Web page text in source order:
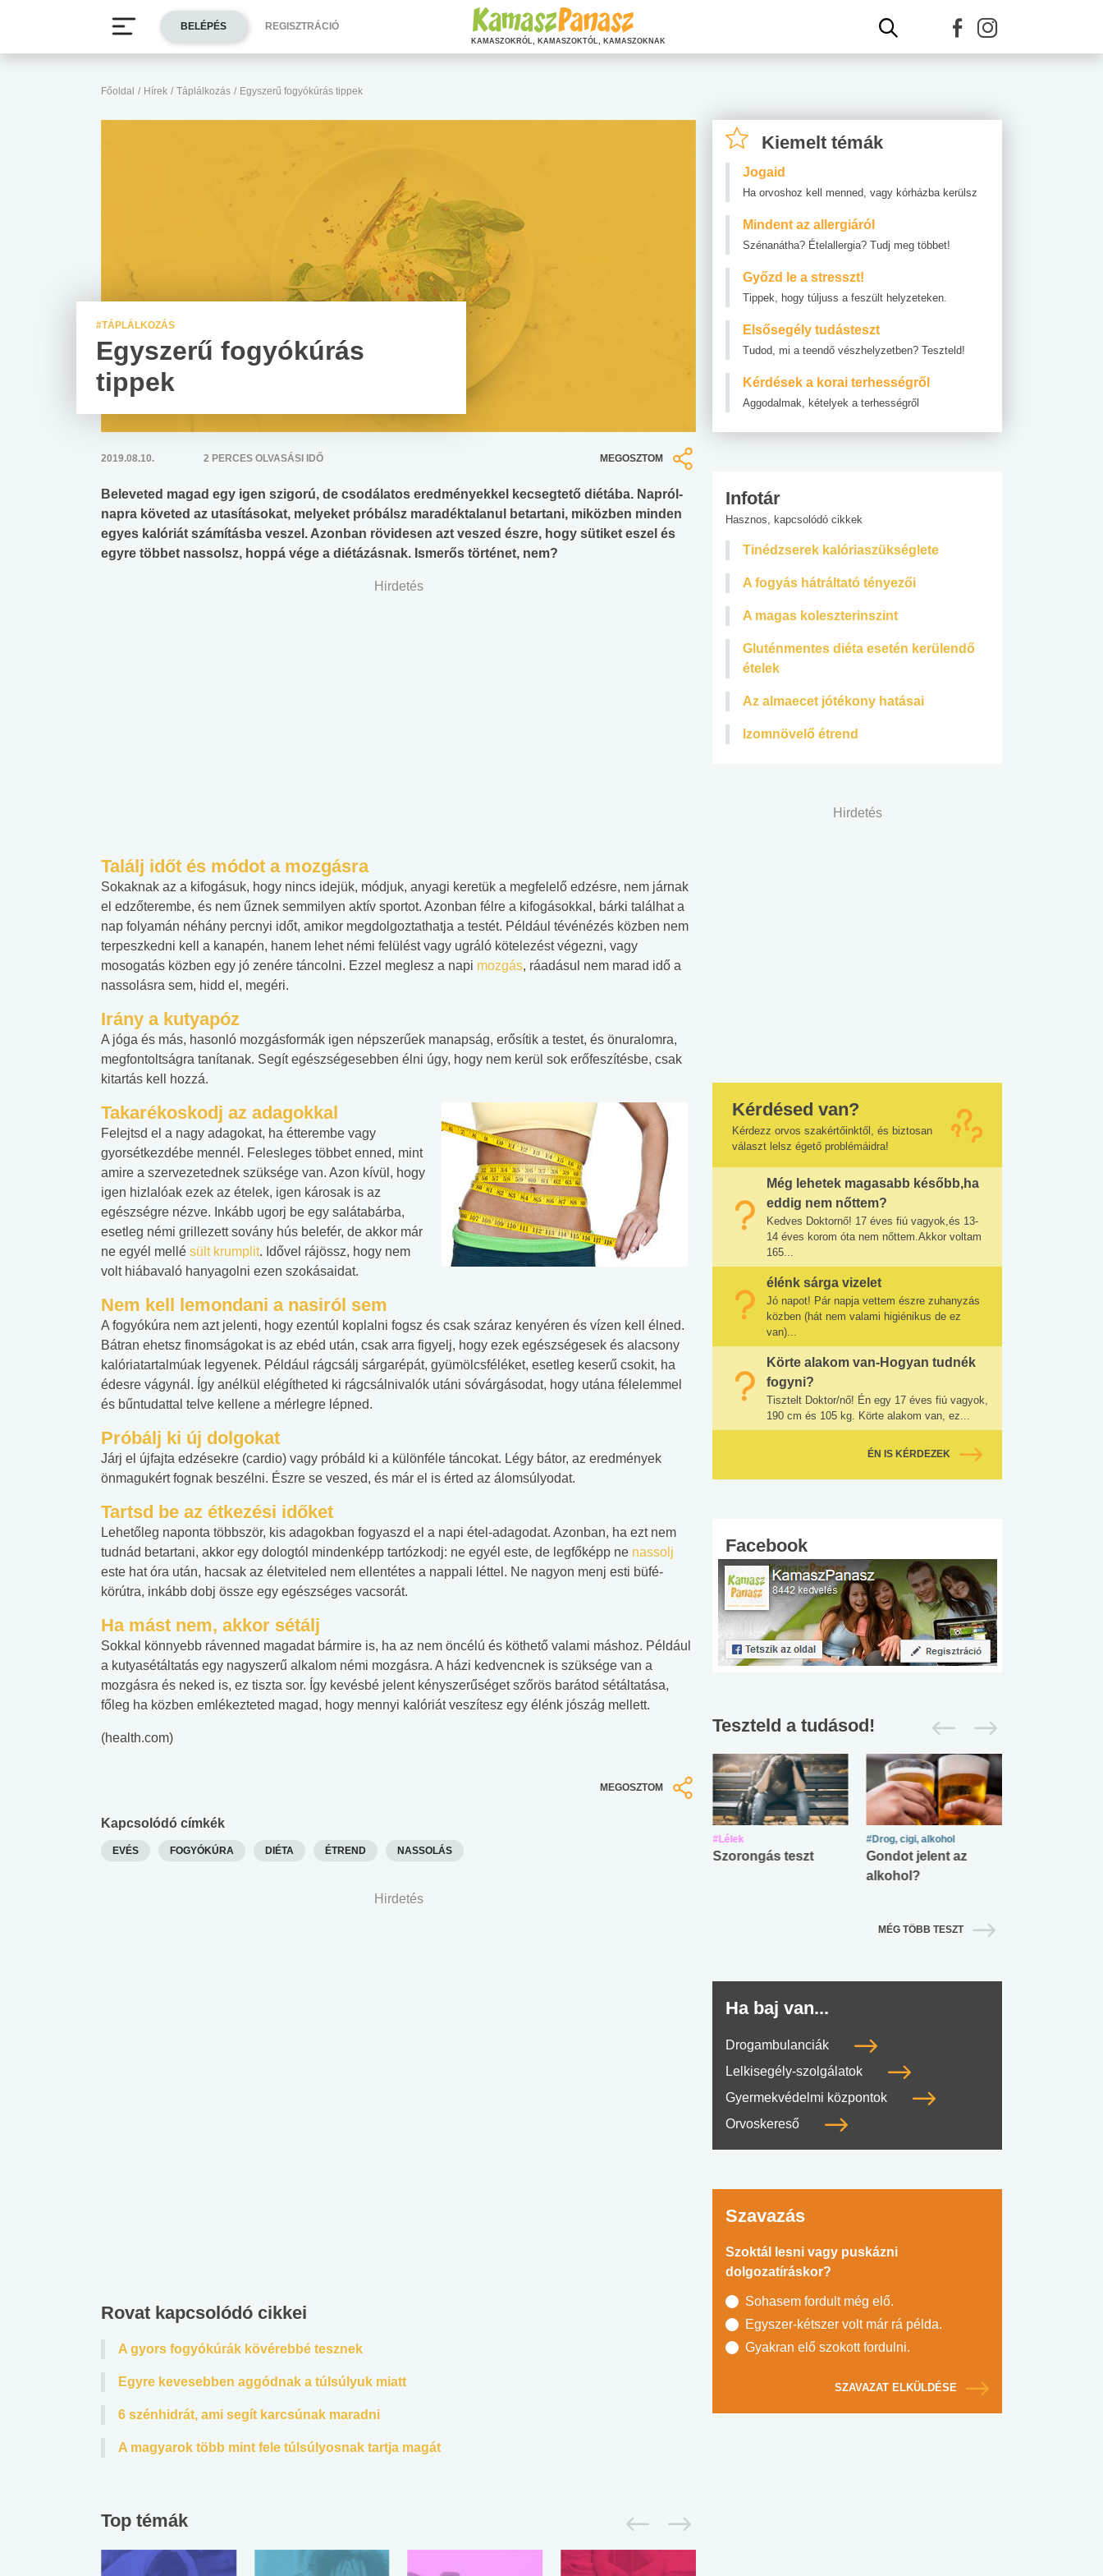
Főoldal / Hírek / Táplálkozás / Egyszerű fogyókúrás tippek
#TÁPLÁLKOZÁS
Egyszerű fogyókúrás
tippek
2019.08.10. 2 PERCES OLVASÁSI IDŐ MEGOSZTOM
Beleveted magad egy igen szigorú, de csodálatos eredményekkel kecsegtető diétába. Napról-
napra követed az utasításokat, melyeket próbálsz maradéktalanul betartani, miközben minden
egyes kalóriát számításba veszel. Azonban rövidesen azt veszed észre, hogy sütiket eszel és
egyre többet nassolsz, hoppá vége a diétázásnak. Ismerős történet, nem?
Hirdetés
Találj időt és módot a mozgásra
Sokaknak az a kifogásuk, hogy nincs idejük, módjuk, anyagi keretük a megfelelő edzésre, nem járnak
el edzőterembe, és nem űznek semmilyen aktív sportot. Azonban félre a kifogásokkal, bárki találhat a
nap folyamán néhány percnyi időt, amikor megdolgoztathatja a testét. Például tévénézés közben nem
terpeszkedni kell a kanapén, hanem lehet némi felülést vagy ugráló kötelezést végezni, vagy
mosogatás közben egy jó zenére táncolni. Ezzel meglesz a napi mozgás, ráadásul nem marad idő a
nassolásra sem, hidd el, megéri.
Irány a kutyapóz
A jóga és más, hasonló mozgásformák igen népszerűek manapság, erősítik a testet, és önuralomra,
megfontoltságra tanítanak. Segít egészségesebben élni úgy, hogy nem kerül sok erőfeszítésbe, csak
kitartás kell hozzá.
Takarékoskodj az adagokkal
Felejtsd el a nagy adagokat, ha étterembe vagy
gyorsétkezdébe mennél. Felesleges többet enned, mint
amire a szervezetednek szüksége van. Azon kívül, hogy
igen hizlalóak ezek az ételek, igen károsak is az
egészségre nézve. Inkább ugorj be egy salátabárba,
esetleg némi grillezett sovány hús belefér, de akkor már
ne egyél mellé sült krumplit. Idővel rájössz, hogy nem
volt hiábavaló hanyagolni ezen szokásaidat.
Nem kell lemondani a nasiról sem
A fogyókúra nem azt jelenti, hogy ezentúl koplalni fogsz és csak száraz kenyéren és vízen kell élned.
Bátran ehetsz finomságokat is az ebéd után, csak arra figyelj, hogy ezek egészségesek és alacsony
kalóriatartalmúak legyenek. Például rágcsálj sárgarépát, gyümölcsféléket, esetleg keserű csokit, ha
édesre vágynál. Így anélkül elégítheted ki rágcsálnivalók utáni sóvárgásodat, hogy utána félelemmel
és bűntudattal telve kellene a mérlegre lépned.
Próbálj ki új dolgokat
Járj el újfajta edzésekre (cardio) vagy próbáld ki a különféle táncokat. Légy bátor, az eredmények
önmagukért fognak beszélni. Észre se veszed, és már el is érted az álomsúlyodat.
Tartsd be az étkezési időket
Lehetőleg naponta többször, kis adagokban fogyaszd el a napi étel-adagodat. Azonban, ha ezt nem
tudnád betartani, akkor egy dologtól mindenképp tartózkodj: ne egyél este, de legfőképp ne nassolj
este hat óra után, hacsak az életviteled nem ellentétes a nappali léttel. Ne nagyon menj esti büfé-
körútra, inkább dobj össze egy egészséges vacsorát.
Ha mást nem, akkor sétálj
Sokkal könnyebb rávenned magadat bármire is, ha az nem öncélú és köthető valami máshoz. Például
a kutyasétáltatás egy nagyszerű alkalom némi mozgásra. A házi kedvencnek is szüksége van a
mozgásra és neked is, ez tiszta sor. Így kevésbé jelent kényszerűséget szőrös barátod sétáltatása,
főleg ha közben emlékezteted magad, hogy mennyi kalóriát veszítesz egy élénk jószág mellett.
(health.com)
MEGOSZTOM
Kapcsolódó címkék
EVÉS FOGYÓKÚRA DIÉTA ÉTREND NASSOLÁS
Hirdetés
Rovat kapcsolódó cikkei
A gyors fogyókúrák kövérebbé tesznek
Egyre kevesebben aggódnak a túlsúlyuk miatt
6 szénhidrát, ami segít karcsúnak maradni
A magyarok több mint fele túlsúlyosnak tartja magát
Top témák
Kiemelt témák
Jogaid
Ha orvoshoz kell menned, vagy kórházba kerülsz
Mindent az allergiáról
Szénanátha? Ételallergia? Tudj meg többet!
Győzd le a stresszt!
Tippek, hogy túljuss a feszült helyzeteken.
Elsősegély tudásteszt
Tudod, mi a teendő vészhelyzetben? Teszteld!
Kérdések a korai terhességről
Aggodalmak, kételyek a terhességről
Infotár
Hasznos, kapcsolódó cikkek
Tinédzserek kalóriaszükséglete
A fogyás hátráltató tényezői
A magas koleszterinszint
Gluténmentes diéta esetén kerülendő
ételek
Az almaecet jótékony hatásai
Izomnövelő étrend
Hirdetés
Kérdésed van?
Kérdezz orvos szakértőinktől, és biztosan
választ lelsz égető problémáidra!
Még lehetek magasabb később,ha
eddig nem nőttem?
Kedves Doktornő! 17 éves fiú vagyok,és 13-
14 éves korom óta nem nőttem.Akkor voltam
165...
élénk sárga vizelet
Jó napot! Pár napja vettem észre zuhanyzás
közben (hát nem valami higiénikus de ez
van)...
Körte alakom van-Hogyan tudnék
fogyni?
Tisztelt Doktor/nő! Én egy 17 éves fiú vagyok,
190 cm és 105 kg. Körte alakom van, ez...
ÉN IS KÉRDEZEK
Facebook
Teszteld a tudásod!
Mekkora az ökológiai
Elsősegély
Angol középfokú
No.42
#Lélek
Szorongás teszt
#Drog, cigi, alkohol
Gondot jelent az
alkohol?
MÉG TÖBB TESZT
Ha baj van...
Drogambulanciák
Lelkisegély-szolgálatok
Gyermekvédelmi központok
Orvoskereső
Szavazás
Szoktál lesni vagy puskázni
dolgozatíráskor?
Sohasem fordult még elő.
Egyszer-kétszer volt már rá példa.
Gyakran elő szokott fordulni.
SZAVAZAT ELKÜLDÉSE
BELÉPÉS REGISZTRÁCIÓ
KAMASZOKRÓL, KAMASZOKTÓL, KAMASZOKNAK